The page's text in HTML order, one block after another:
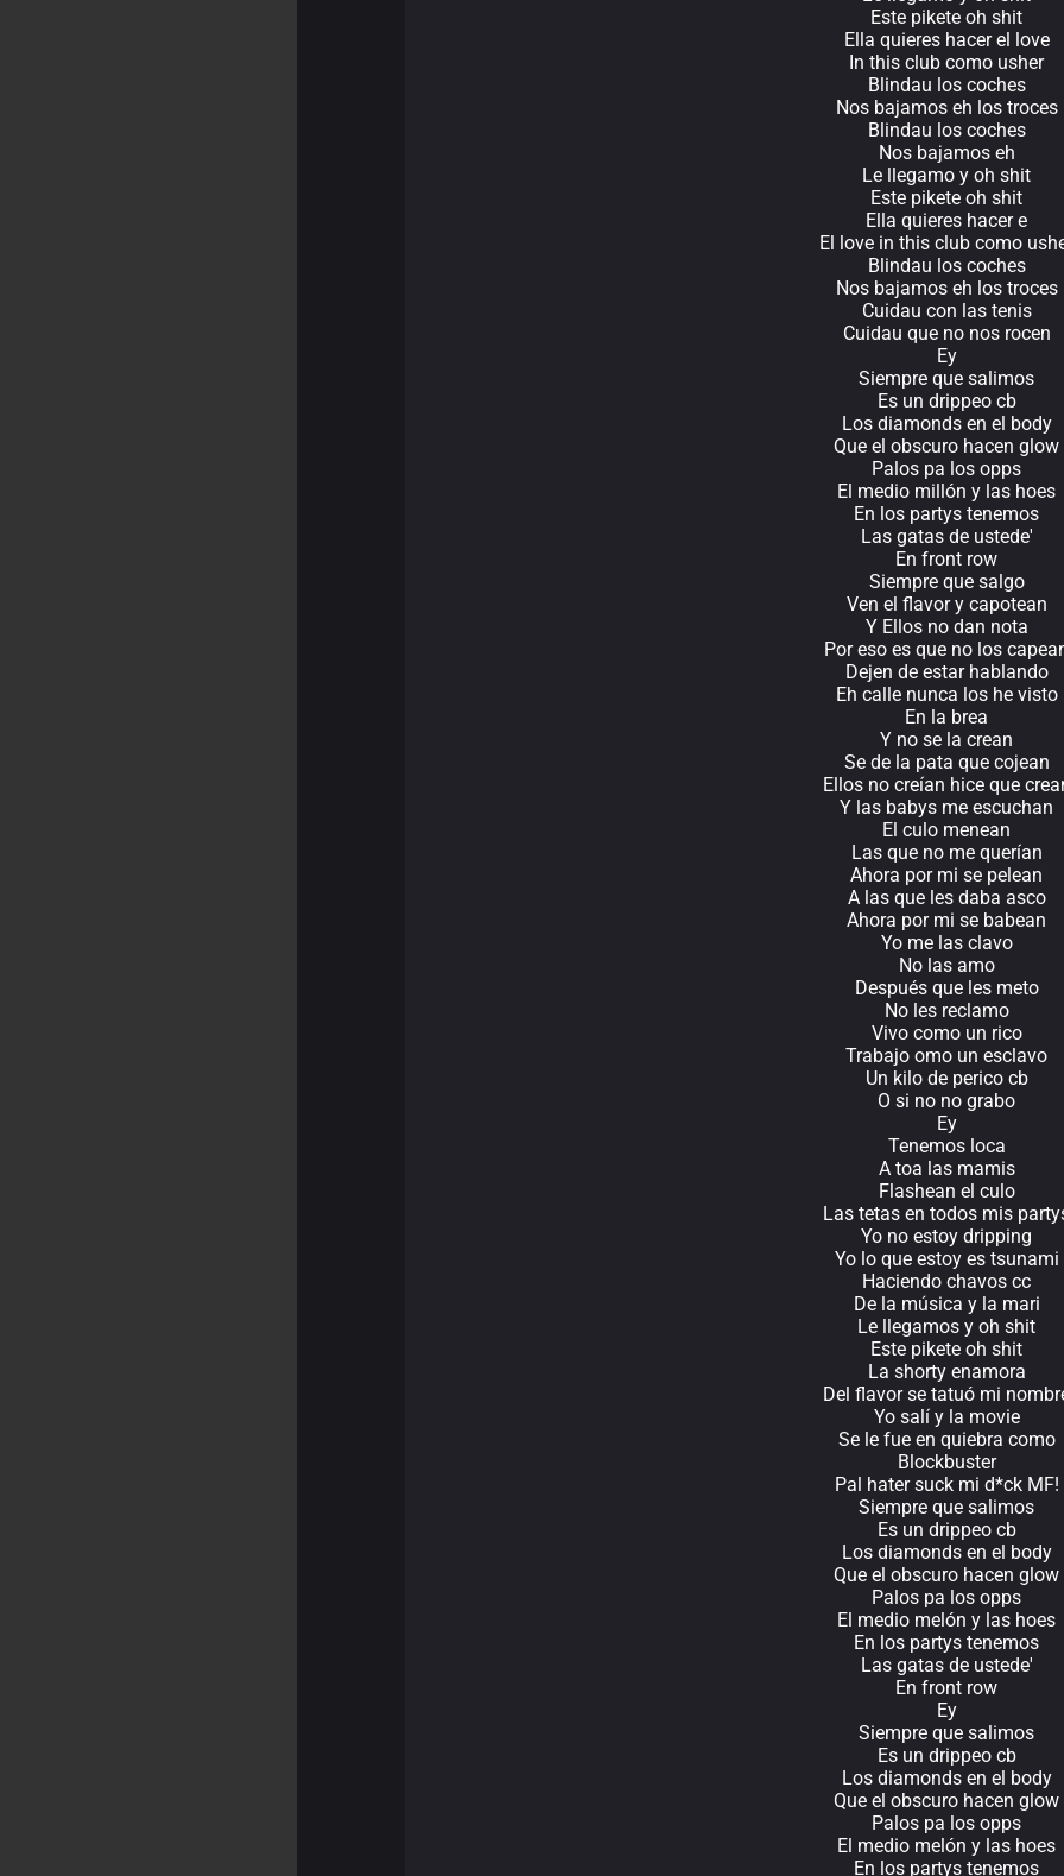
Este pikete oh shit
Ella quieres hacer el love
In this club como usher
Blindau los coches
Nos bajamos eh los troces
Blindau los coches
Nos bajamos eh
Le llegamo y oh shit
Este pikete oh shit
Ella quieres hacer e
El love in this club como
Blindau los coches
Nos bajamos eh los troces
Cuidau con las tenis
Cuidau que no nos rocen
Ey
Siempre que salimos
Es un drippeo cb
Los diamonds en el body
Que el obscuro hacen glow
Palos pa los opps
El medio millón y las hoes
En los partys tenemos
Las gatas de ustede'
En front row
Siempre que salgo
Ven el flavor y capotean
Y Ellos no dan nota
Por eso es que no los
Dejen de estar hablando
Eh calle nunca los he visto
En la brea
Y no se la crean
Se de la pata que cojean
Ellos no creían hice que
Y las babys me escuchan
El culo menean
Las que no me querían
Ahora por mi se pelean
A las que les daba asco
Ahora por mi se babean
Yo me las clavo
No las amo
Después que les meto
No les reclamo
Vivo como un rico
Trabajo omo un esclavo
Un kilo de perico cb
O si no no grabo
Ey
Tenemos loca
A toa las mamis
Flashean el culo
Las tetas en todos mis
Yo no estoy dripping
Yo lo que estoy es tsunami
Haciendo chavos cc
De la música y la mari
Le llegamos y oh shit
Este pikete oh shit
La shorty enamora
Del flavor se tatuó mi
Yo salí y la movie
Se le fue en quiebra como
Blockbuster
Pal hater suck mi d*ck MF!
Siempre que salimos
Es un drippeo cb
Los diamonds en el body
Que el obscuro hacen glow
Palos pa los opps
El medio melón y las hoes
En los partys tenemos
Las gatas de ustede'
En front row
Ey
Siempre que salimos
Es un drippeo cb
Los diamonds en el body
Que el obscuro hacen glow
Palos pa los opps
El medio melón y las hoes
En los partys tenemos